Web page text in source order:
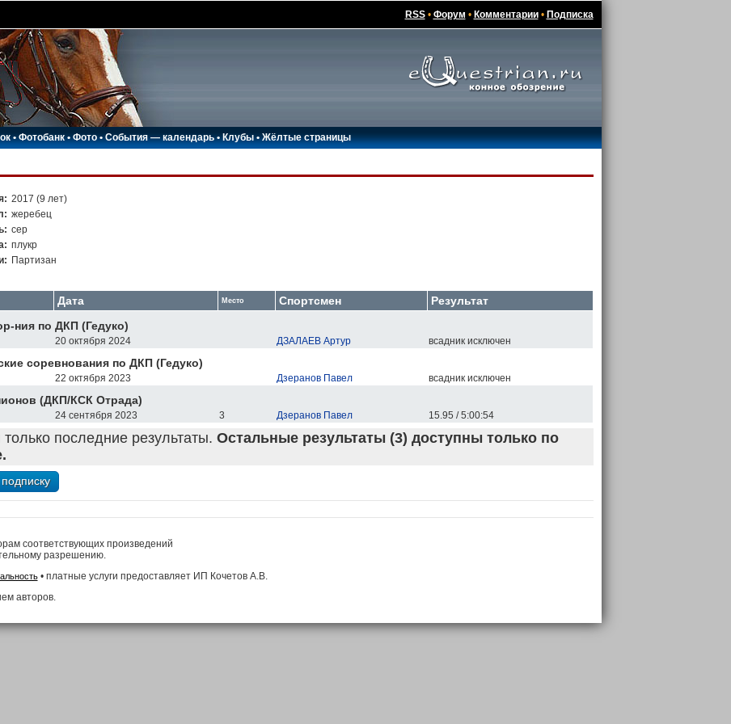
RSS• Форум • Комментарии• Подписка
•Фотобанк •Фото•События — календарь•Клубы •Жёлтые страницы
2017 (9 лет)
жеребец
сер
плукр
Партизан
Дата Место Спортсмен
Результат
ния по ДКП (Гедуко)
20 октября 2024 ДЗАЛАЕВ Артур всадник исключен
соревнования по ДКП (Гедуко)
22 октября 2023 Дзеранов Павел всадник исключен
(ДКП/КСК Отрада)
24 сентября 2023 3 Дзеранов Павел 15.95 / 5:00:54
последние результаты. Остальные результаты (3) доступны только по
соответствующих произведений
разрешению.
• платные услуги предоставляет ИП Кочетов А.В.
авторов.